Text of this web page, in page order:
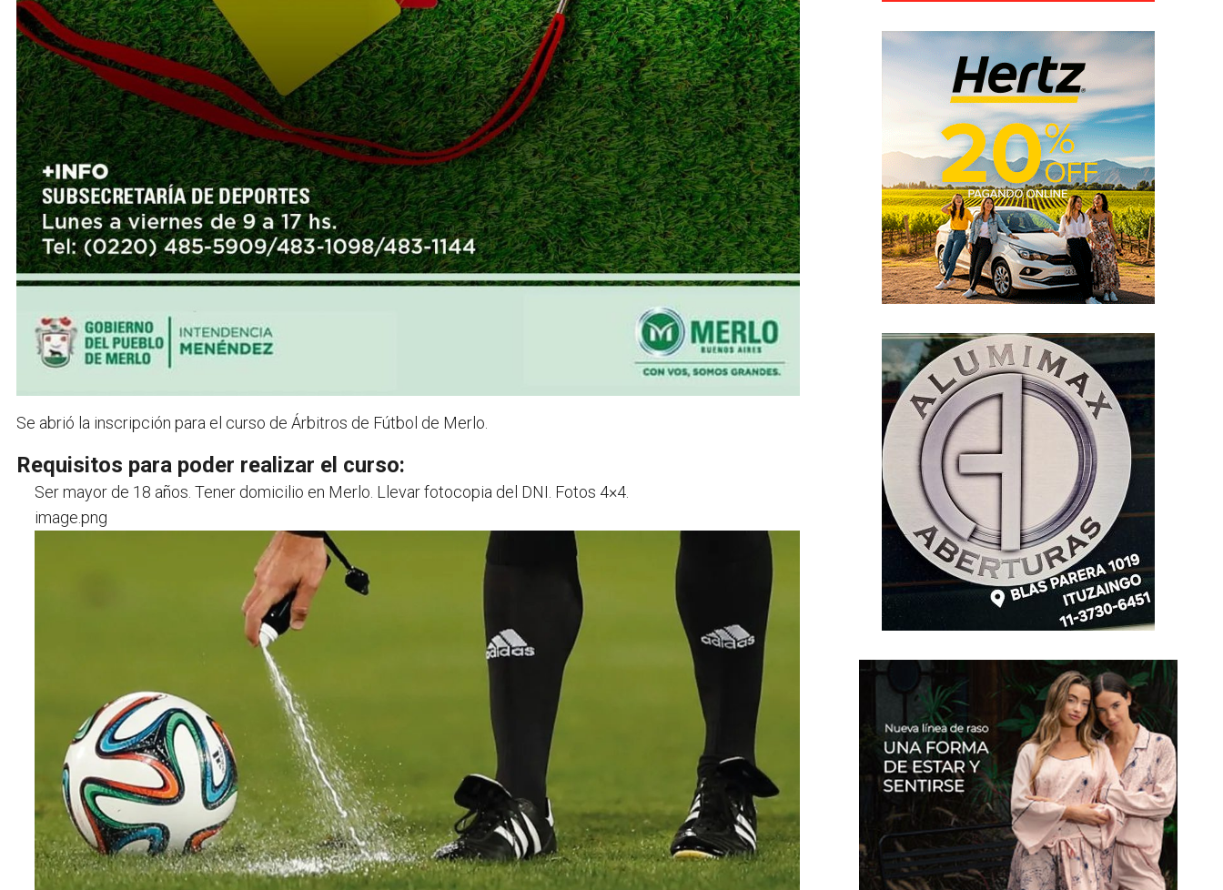
Se abrió la inscripción para el curso de Árbitros de Fútbol de Merlo.
Requisitos para poder realizar el curso:
Ser mayor de 18 años. Tener domicilio en Merlo. Llevar fotocopia del DNI. Fotos 4×4.
image.png